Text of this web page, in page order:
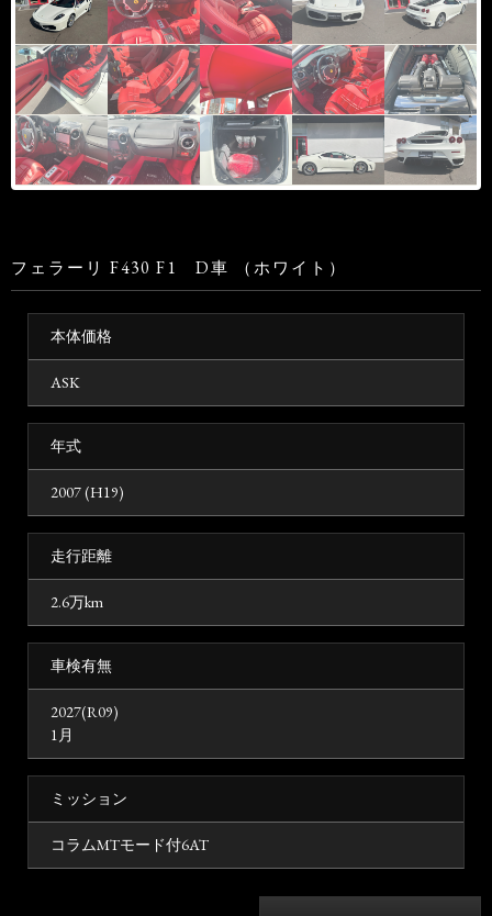
フェラーリ F430 F1 D車 （ホワイト）
本体価格
ASK
年式
2007 (H19)
走行距離
2.6万km
車検有無
2027(R09)
1月
ミッション
コラムMTモード付6AT